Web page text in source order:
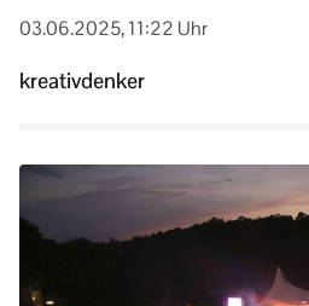
03.06.2025, 11:22 Uhr
kreativdenker